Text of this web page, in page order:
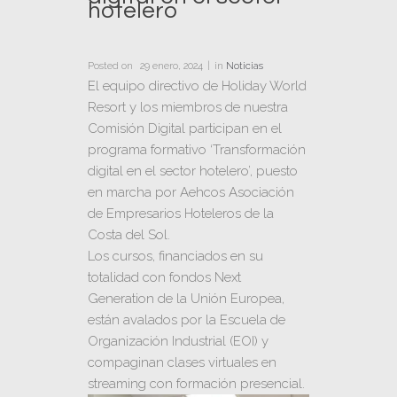
hotelero
Posted on 29 enero, 2024 in Noticias
El equipo directivo de Holiday World
Resort y los miembros de nuestra
Comisión Digital participan en el
programa formativo ‘Transformación
digital en el sector hotelero’, puesto
en marcha por Aehcos Asociación
de Empresarios Hoteleros de la
Costa del Sol.
Los cursos, financiados en su
totalidad con fondos Next
Generation de la Unión Europea,
están avalados por la Escuela de
Organización Industrial (EOI) y
compaginan clases virtuales en
streaming con formación presencial.